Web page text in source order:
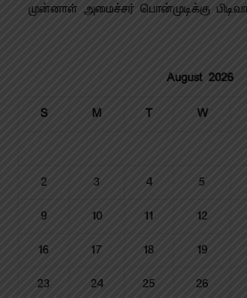
முன்னாள் அமைச்சர் பொன்முடிக்கு
August 2026
S M T W
2 3 4 5
9 10 11 12
16 17 18 19
23 24 25 26